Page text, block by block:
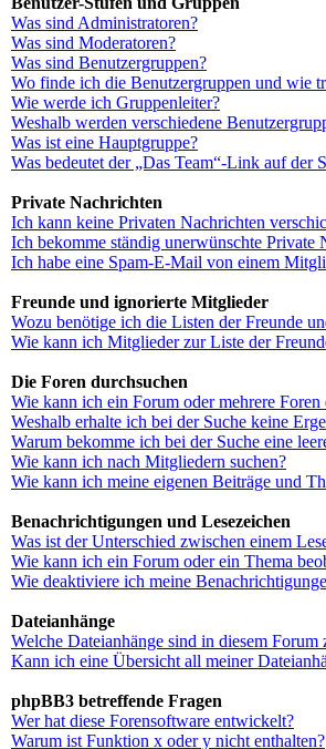
Was sind Administratoren?
Was sind Moderatoren?
Was sind Benutzergruppen?
Wo finde ich die Benutzergruppen und wie
Wie werde ich Gruppenleiter?
Weshalb werden verschiedene
Was ist eine Hauptgruppe?
Was bedeutet der „Das Team“-Link auf der
Private Nachrichten
Ich kann keine Privaten Nachrichten
Ich bekomme ständig unerwünschte Private
Ich habe eine Spam-E-Mail von einem
Freunde und ignorierte Mitglieder
Wozu benötige ich die Listen der Freunde
Wie kann ich Mitglieder zur Liste der
Die Foren durchsuchen
Wie kann ich ein Forum oder mehrere Foren
Weshalb erhalte ich bei der Suche keine
Warum bekomme ich bei der Suche eine
Wie kann ich nach Mitgliedern suchen?
Wie kann ich meine eigenen Beiträge und
Benachrichtigungen und Lesezeichen
Was ist der Unterschied zwischen einem
Wie kann ich ein Forum oder ein Thema
Wie deaktiviere ich meine
Dateianhänge
Welche Dateianhänge sind in diesem Forum
Kann ich eine Übersicht all meiner
phpBB3 betreffende Fragen
Wer hat diese Forensoftware entwickelt?
Warum ist Funktion x oder y nicht enthalten?